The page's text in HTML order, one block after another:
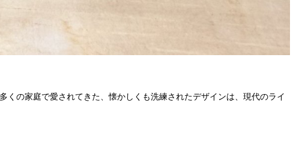
の家庭で愛されてきた、懐かしくも洗練されたデザインは、現代のライ